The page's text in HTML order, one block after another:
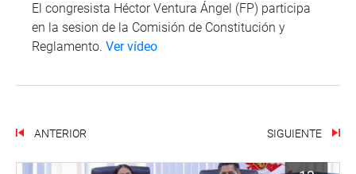
El congresista Héctor Ventura Ángel (FP) participa
en la sesion de la Comisión de Constitución y
Reglamento. Ver vídeo
ANTERIOR SIGUIENTE